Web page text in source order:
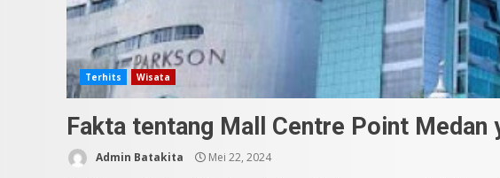
Terhits Wisata
Fakta tentang Mall Centre Point Medan
Admin Batakita Mei 22, 2024